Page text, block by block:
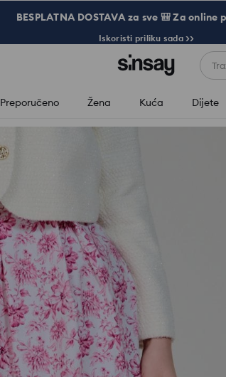
BESPLATNA DOSTAVA za sve 🎒 Za online
Iskoristi priliku sada >>
Preporučeno Žena Kuća Dijete